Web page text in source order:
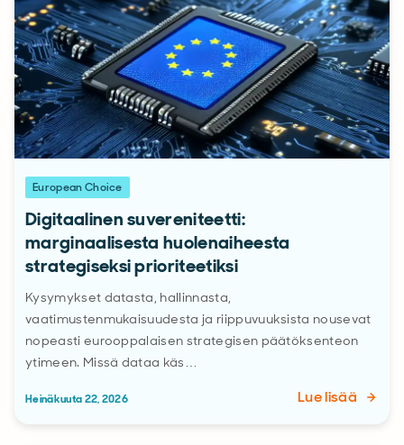
European Choice
Digitaalinen suvereniteetti:
marginaalisesta huolenaiheesta
strategiseksi prioriteetiksi
Kysymykset datasta, hallinnasta,
vaatimustenmukaisuudesta ja riippuvuuksista nousevat
nopeasti eurooppalaisen strategisen päätöksenteon
ytimeen. Missä dataa käs…
Heinäkuuta 22, 2026 Lue lisää